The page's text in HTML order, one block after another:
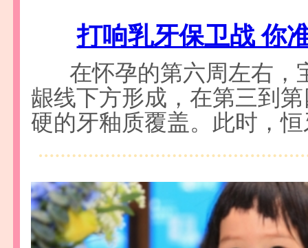
打响乳牙保卫战 你
在怀孕的第六周左右，
龈线下方形成，在第三到
硬的牙釉质覆盖。此时，